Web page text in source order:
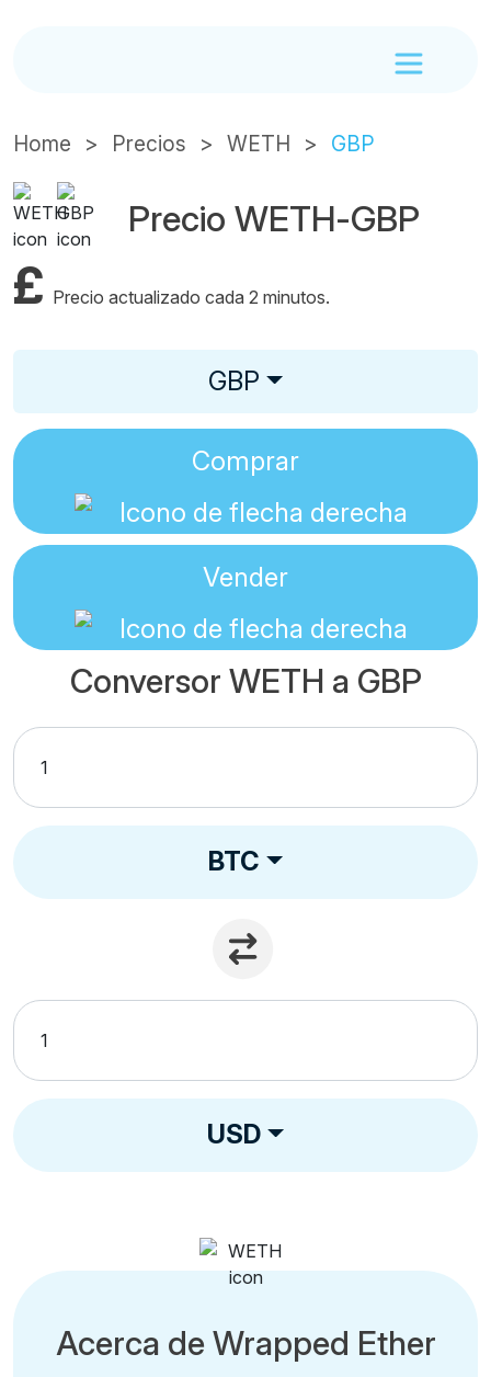
Home Precios WETH GBP
Precio WETH-GBP
£ Precio actualizado cada 2 minutos.
GBP
Comprar
Vender
Conversor WETH a GBP
BTC
USD
Acerca de Wrapped Ether